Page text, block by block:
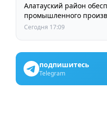
Алатауский район
промышленного
Сегодня 17:09
подпишитесь
Telegram